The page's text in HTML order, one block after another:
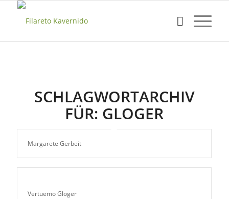
SCHLAGWORTARCHIV
FÜR: GLOGER
Margarete Gerbeit
Vertuemo Gloger